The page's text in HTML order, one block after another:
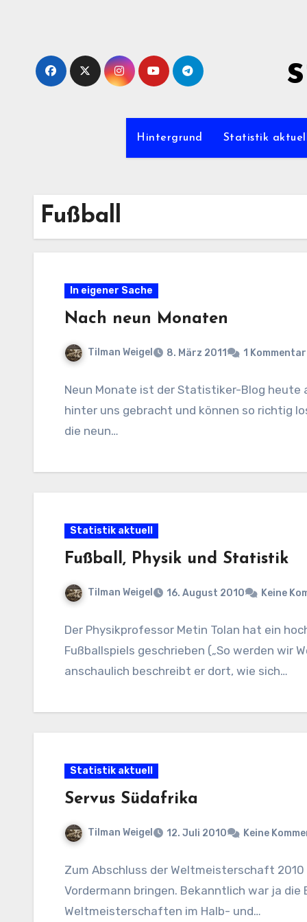
Hintergrund Statistik aktuell
Fußball
In eigener Sache
Nach neun Monaten
Tilman Weigel 8. März 2011 1 Kommentar
Neun Monate ist der Statistiker-Blog heute
hinter uns gebracht und können so richtig
die neun…
Statistik aktuell
Fußball, Physik und Statistik
Tilman Weigel 16. August 2010 Keine
Der Physikprofessor Metin Tolan hat ein
Fußballspiels geschrieben („So werden wir
anschaulich beschreibt er dort, wie sich…
Statistik aktuell
Servus Südafrika
Tilman Weigel 12. Juli 2010 Keine
Zum Abschluss der Weltmeisterschaft
Vordermann bringen. Bekanntlich war ja die
Weltmeisterschaften im Halb- und…